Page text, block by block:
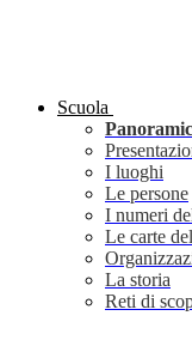
Scuola
I luoghi
Le persone
I numeri
Le carte
La storia
Reti di